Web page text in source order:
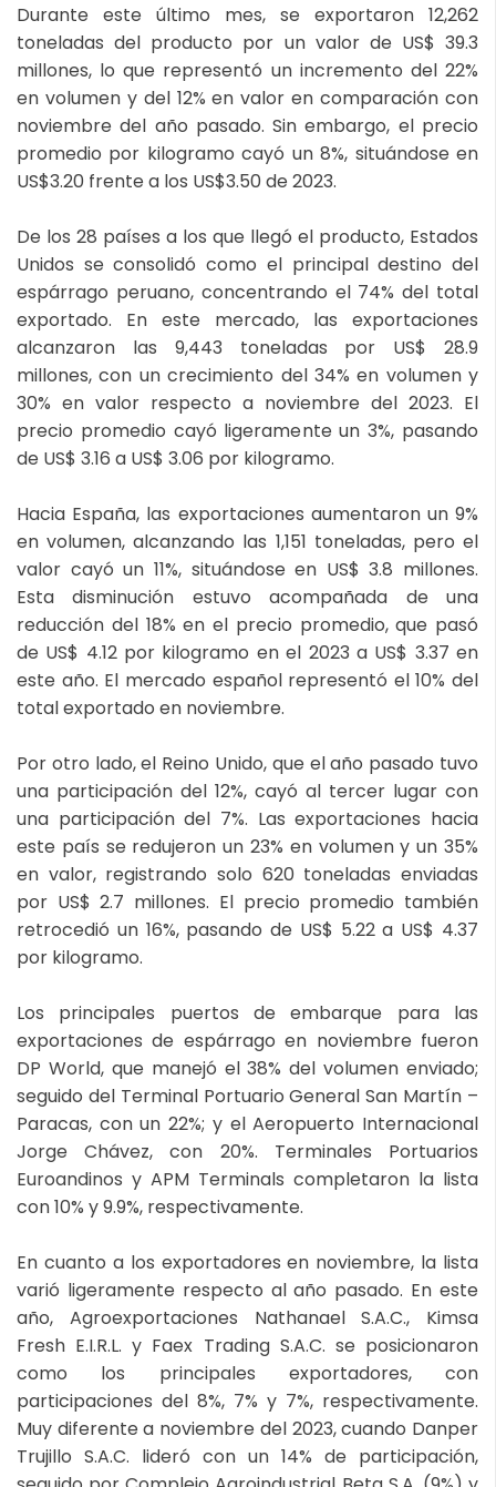
Durante este último mes, se exportaron 12,262
toneladas del producto por un valor de US$ 39.3
millones, lo que representó un incremento del 22%
en volumen y del 12% en valor en comparación con
noviembre del año pasado. Sin embargo, el precio
promedio por kilogramo cayó un 8%, situándose en
US$3.20 frente a los US$3.50 de 2023.
De los 28 países a los que llegó el producto, Estados
Unidos se consolidó como el principal destino del
espárrago peruano, concentrando el 74% del total
exportado. En este mercado, las exportaciones
alcanzaron las 9,443 toneladas por US$ 28.9
millones, con un crecimiento del 34% en volumen y
30% en valor respecto a noviembre del 2023. El
precio promedio cayó ligeramente un 3%, pasando
de US$ 3.16 a US$ 3.06 por kilogramo.
Hacia España, las exportaciones aumentaron un 9%
en volumen, alcanzando las 1,151 toneladas, pero el
valor cayó un 11%, situándose en US$ 3.8 millones.
Esta disminución estuvo acompañada de una
reducción del 18% en el precio promedio, que pasó
de US$ 4.12 por kilogramo en el 2023 a US$ 3.37 en
este año. El mercado español representó el 10% del
total exportado en noviembre.
Por otro lado, el Reino Unido, que el año pasado tuvo
una participación del 12%, cayó al tercer lugar con
una participación del 7%. Las exportaciones hacia
este país se redujeron un 23% en volumen y un 35%
en valor, registrando solo 620 toneladas enviadas
por US$ 2.7 millones. El precio promedio también
retrocedió un 16%, pasando de US$ 5.22 a US$ 4.37
por kilogramo.
Los principales puertos de embarque para las
exportaciones de espárrago en noviembre fueron
DP World, que manejó el 38% del volumen enviado;
seguido del Terminal Portuario General San Martín –
Paracas, con un 22%; y el Aeropuerto Internacional
Jorge Chávez, con 20%. Terminales Portuarios
Euroandinos y APM Terminals completaron la lista
con 10% y 9.9%, respectivamente.
En cuanto a los exportadores en noviembre, la lista
varió ligeramente respecto al año pasado. En este
año, Agroexportaciones Nathanael S.A.C., Kimsa
Fresh E.I.R.L. y Faex Trading S.A.C. se posicionaron
como los principales exportadores, con
participaciones del 8%, 7% y 7%, respectivamente.
Muy diferente a noviembre del 2023, cuando Danper
Trujillo S.A.C. lideró con un 14% de participación,